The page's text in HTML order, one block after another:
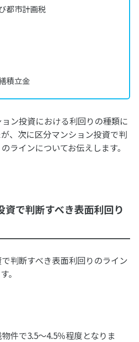
都市計画税
積立金
ン投資における利回りの種類に
、次に区分マンション投資で判
ラインについてお伝えします。
資で判断すべき表面利回り
判断すべき表面利回りのライン
。
件で3.5〜4.5％程度となりま